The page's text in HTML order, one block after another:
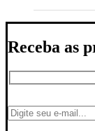
Receba as